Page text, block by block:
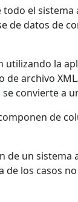
el sistema
de datos de
la
archivo
convierte a
de
de un sistema
de los casos